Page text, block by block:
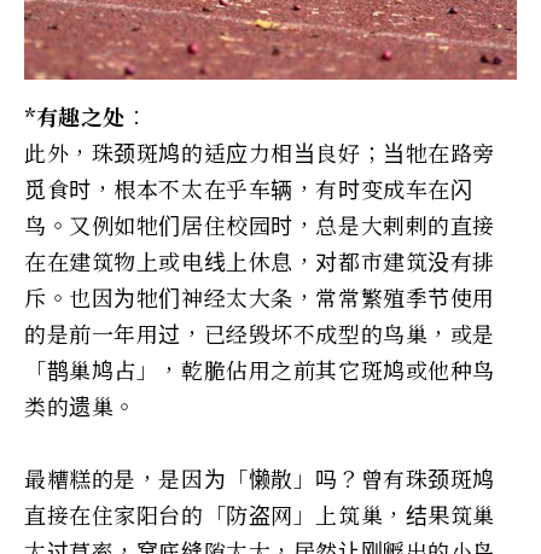
*有趣之处︰
此外，珠颈斑鸠的适应力相当良好；当牠在路旁
觅食时，根本不太在乎车辆，有时变成车在闪
鸟。又例如牠们居住校园时，总是大剌剌的直接
在在建筑物上或电线上休息，对都市建筑没有排
斥。也因为牠们神经太大条，常常繁殖季节使用
的是前一年用过，已经毁坏不成型的鸟巢，或是
「鹊巢鸠占」，乾脆佔用之前其它斑鸠或他种鸟
类的遗巢。
最糟糕的是，是因为「懒散」吗？曾有珠颈斑鸠
直接在住家阳台的「防盗网」上筑巢，结果筑巢